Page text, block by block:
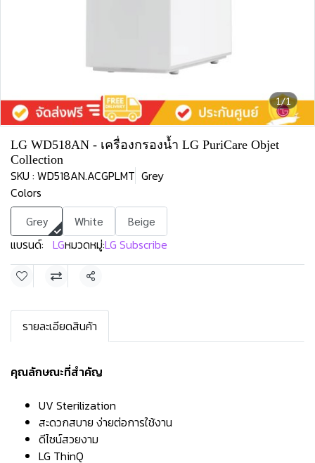
1/1
LG WD518AN - เครื่องกรองน้ำ LG PuriCare Objet
Collection
SKU : WD518AN.ACGPLMT Grey
Colors
Grey White Beige
แบรนด์: LGหมวดหมู่:LG Subscribe
แชร์
รายละเอียดสินค้า
คุณลักษณะที่สำคัญ
UV Sterilization
สะดวกสบาย ง่ายต่อการใช้งาน
ดีไซน์สวยงาม
LG ThinQ